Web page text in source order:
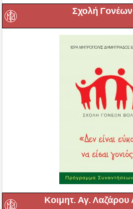
Σχολή
Κοιμητ. Αγ. Λαζάρου